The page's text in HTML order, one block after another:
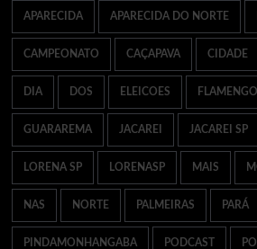
APARECIDA APARECIDA DO NORTE
CAMPEONATO CAÇAPAVA CIDADE
DIA DOS ELEICOES FLAMENGO
GUARAREMA JACAREI JACAREI SP
LORENA SP LORENASP MAIS
NAS NORTE PALMEIRAS PARÁ
PINDAMONHANGABA PODCAST